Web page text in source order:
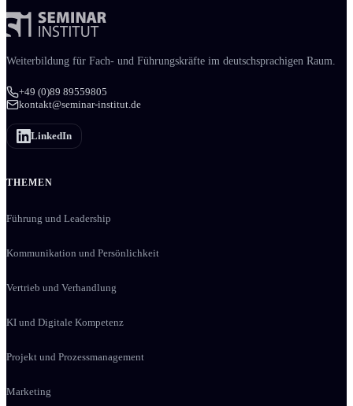
Weiter­bildung für Fach- und Führungs­kräfte im deutschsprachigen Raum.
+49 (0)89 89559805
kontakt@seminar-institut.de
LinkedIn
THEMEN
Führung und Leadership
Kommunikation und Persönlichkeit
Vertrieb und Verhandlung
KI und Digitale Kompetenz
Projekt und Prozessmanagement
Marketing